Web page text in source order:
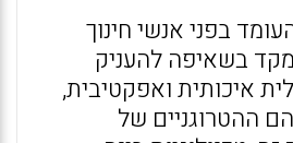
בפני אנשי חינוך
בשאיפה להעניק
איכותית ואפקטיבית,
ההטרוגניים של